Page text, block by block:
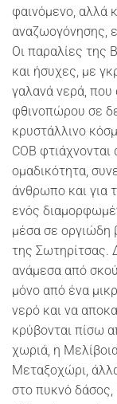
φαινόμενο, αλλά
αναζωογόνησης,
Οι παραλίες της
και ήσυχες, με
γαλανά νερά, που
φθινοπώρου σε
κρυστάλλινο
COB
ομαδικότητα,
άνθρωπο και για
ενός
μέσα σε οργιώδη
της Σωτηρίτσας.
ανάμεσα από
μόνο από ένα
νερό και να
κρύβονται πίσω
χωριά, η
Μεταξοχώρι,
στο πυκνό δάσος,